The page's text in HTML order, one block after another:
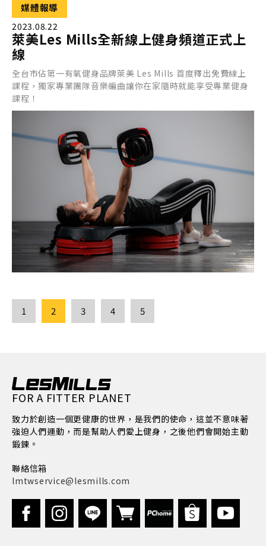
媒體報導
2023.08.22
萊美Les Mills全新線上健身頻道正式上
線
全台市佔第一有氧健身品牌萊美 Les Mills 首度釋出免費線上
課程，獨家專業團隊音樂編曲讓你在家隨時就能享受專業健身
課程！
1 2 3 4 5
FOR A FITTER PLANET
致力於創造一個更健康的世界，是我們的使命，這並不意味著
強迫人們運動，而是幫助人們愛上健身，之後他們會開始主動
鍛鍊。
聯絡信箱
lmtwservice@lesmills.com